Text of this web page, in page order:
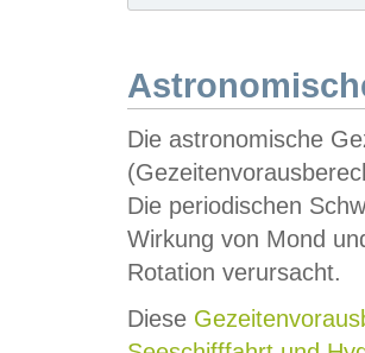
Die astronomische
Die periodischen
Wirkung von Mond
Rotation verursacht.
Diese